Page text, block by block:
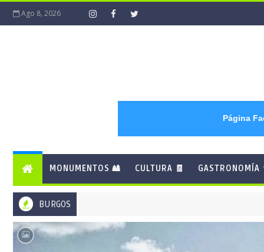
Ago 8, 2026
Página
MONUMENTOS 🎎 CULTURA 🧾 GASTRONOMÍA
BURGOS